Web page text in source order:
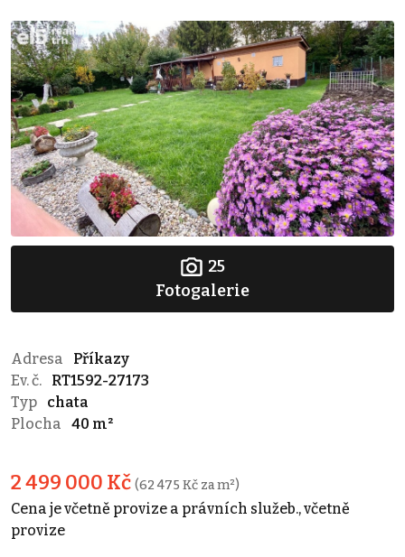
25
Fotogalerie
Adresa
Příkazy
Ev. č.
RT1592-27173
Typ
chata
Plocha
40 m²
2 499 000 Kč (62 475 Kč za m²)
Cena je včetně provize a právních služeb., včetně
provize